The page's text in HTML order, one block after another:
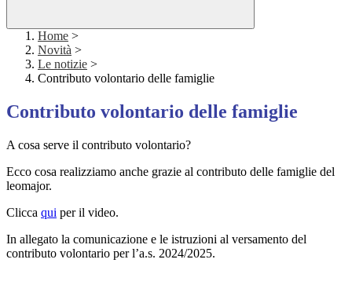
Home >
Novità >
Le notizie >
Contributo volontario delle famiglie
Contributo volontario delle famiglie
A cosa serve il contributo volontario?
Ecco cosa realizziamo anche grazie al contributo delle famiglie del
leomajor.
Clicca qui per il video.
In allegato la comunicazione e le istruzioni al versamento del
contributo volontario per l’a.s. 2024/2025.